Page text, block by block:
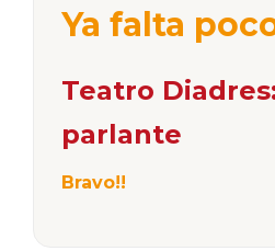
Ya falta
Teatro
parlante
Bravo!!